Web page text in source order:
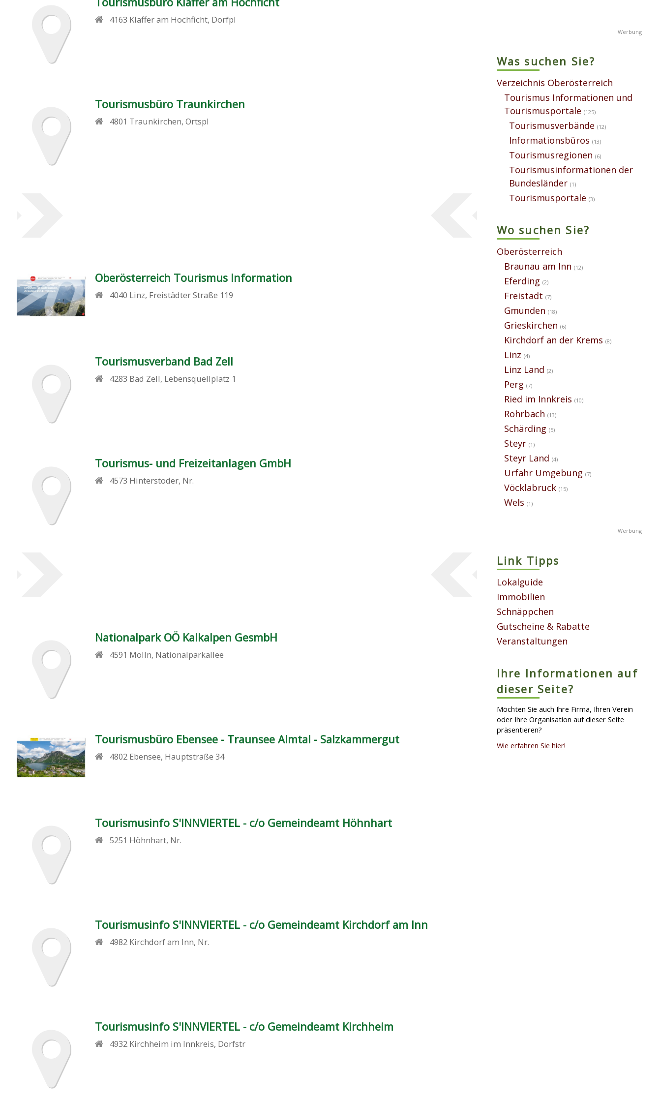
4163 Klaffer am Hochficht, Dorfpl
Tourismusbüro Traunkirchen
4801 Traunkirchen,Ortspl
Oberösterreich Tourismus Information
4040 Linz, Freistädter Straße 119
Tourismusverband Bad Zell
4283 Bad Zell, Lebensquellplatz 1
Tourismus- und Freizeitanlagen GmbH
4573 Hinterstoder, Nr.
Nationalpark OÖ Kalkalpen GesmbH
4591 Molln, Nationalparkallee
Tourismusbüro Ebensee - Traunsee Almtal - Salzkammergut
4802 Ebensee, Hauptstraße 34
Tourismusinfo S'INNVIERTEL - c/o Gemeindeamt Höhnhart
5251 Höhnhart, Nr.
Tourismusinfo S'INNVIERTEL - c/o Gemeindeamt Kirchdorf am Inn
4982 Kirchdorf am Inn, Nr.
Tourismusinfo S'INNVIERTEL - c/o Gemeindeamt Kirchheim
4932 Kirchheim im Innkreis, Dorfstr
Was suchen Sie?
Verzeichnis Oberösterreich
Tourismus Informationen und
Tourismusportale (125)
Tourismusverbände (12)
Informationsbüros (13)
Tourismusregionen (6)
Tourismusinformationen der
Bundesländer (1)
Tourismusportale (3)
Wo suchen Sie?
Oberösterreich
Braunau am Inn (12)
Eferding (2)
Freistadt (7)
Gmunden (18)
Grieskirchen (6)
Kirchdorf an der Krems (8)
Linz (4)
Linz Land (2)
Perg (7)
Ried im Innkreis (10)
Rohrbach (13)
Schärding (5)
Steyr (1)
Steyr Land (4)
Urfahr Umgebung (7)
Vöcklabruck (15)
Wels (1)
Link Tipps
Lokalguide
Immobilien
Schnäppchen
Gutscheine & Rabatte
Veranstaltungen
Ihre Informationen auf
dieser Seite?
Möchten Sie auch Ihre Firma, Ihren Verein
oder Ihre Organisation auf dieser Seite
präsentieren?
Wie erfahren Sie hier!